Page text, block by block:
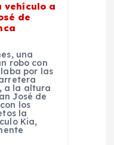
vehículo a
de
una
robo con
por las
a la altura
José de
los
la
Kia,